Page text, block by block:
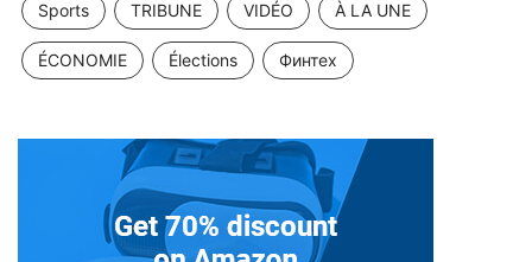
Sports TRIBUNE VIDÉO À LA UNE
ÉCONOMIE Élections Финтех